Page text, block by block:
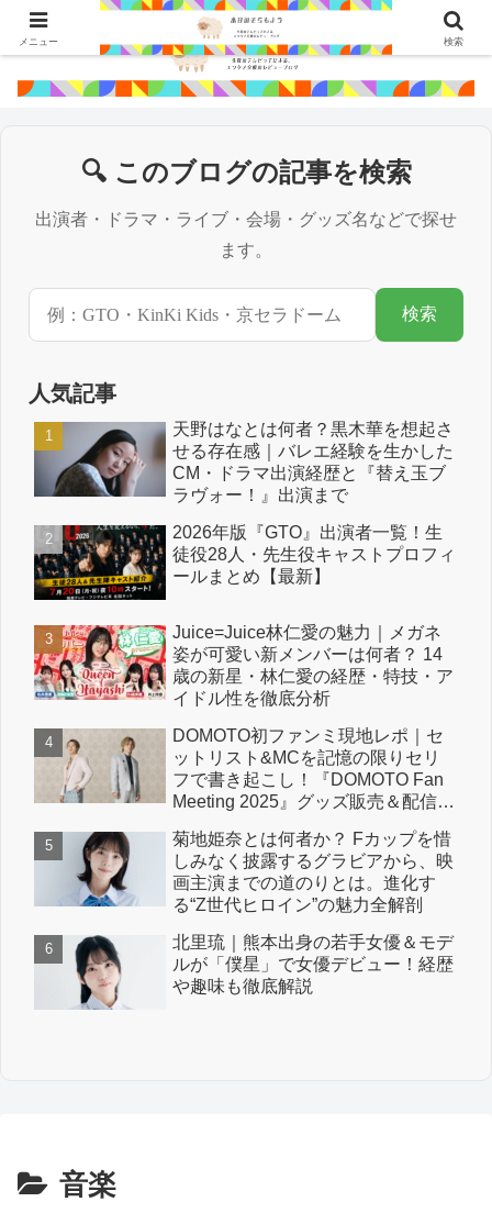
🔍 このブログの記事を検索
出演者・ドラマ・ライブ・会場・グッズ名などで探せ
ます。
検索
人気記事
天野はなとは何者？黒木華を想起さ
せる存在感｜バレエ経験を生かした
CM・ドラマ出演経歴と『替え玉ブ
ラヴォー！』出演まで
2026年版『GTO』出演者一覧！生
徒役28人・先生役キャストプロフィ
ールまとめ【最新】
Juice=Juice林仁愛の魅力｜メガネ
姿が可愛い新メンバーは何者？ 14
歳の新星・林仁愛の経歴・特技・ア
イドル性を徹底分析
DOMOTO初ファンミ現地レポ｜セ
ットリスト&MCを記憶の限りセリ
フで書き起こし！『DOMOTO Fan
Meeting 2025』グッズ販売＆配信情
菊地姫奈とは何者か？ Fカップを惜
しみなく披露するグラビアから、映
画主演までの道のりとは。進化す
る“Z世代ヒロイン”の魅力全解剖
北里琉｜熊本出身の若手女優＆モデ
ルが「僕星」で女優デビュー！経歴
や趣味も徹底解説
音楽
メニュー 検索